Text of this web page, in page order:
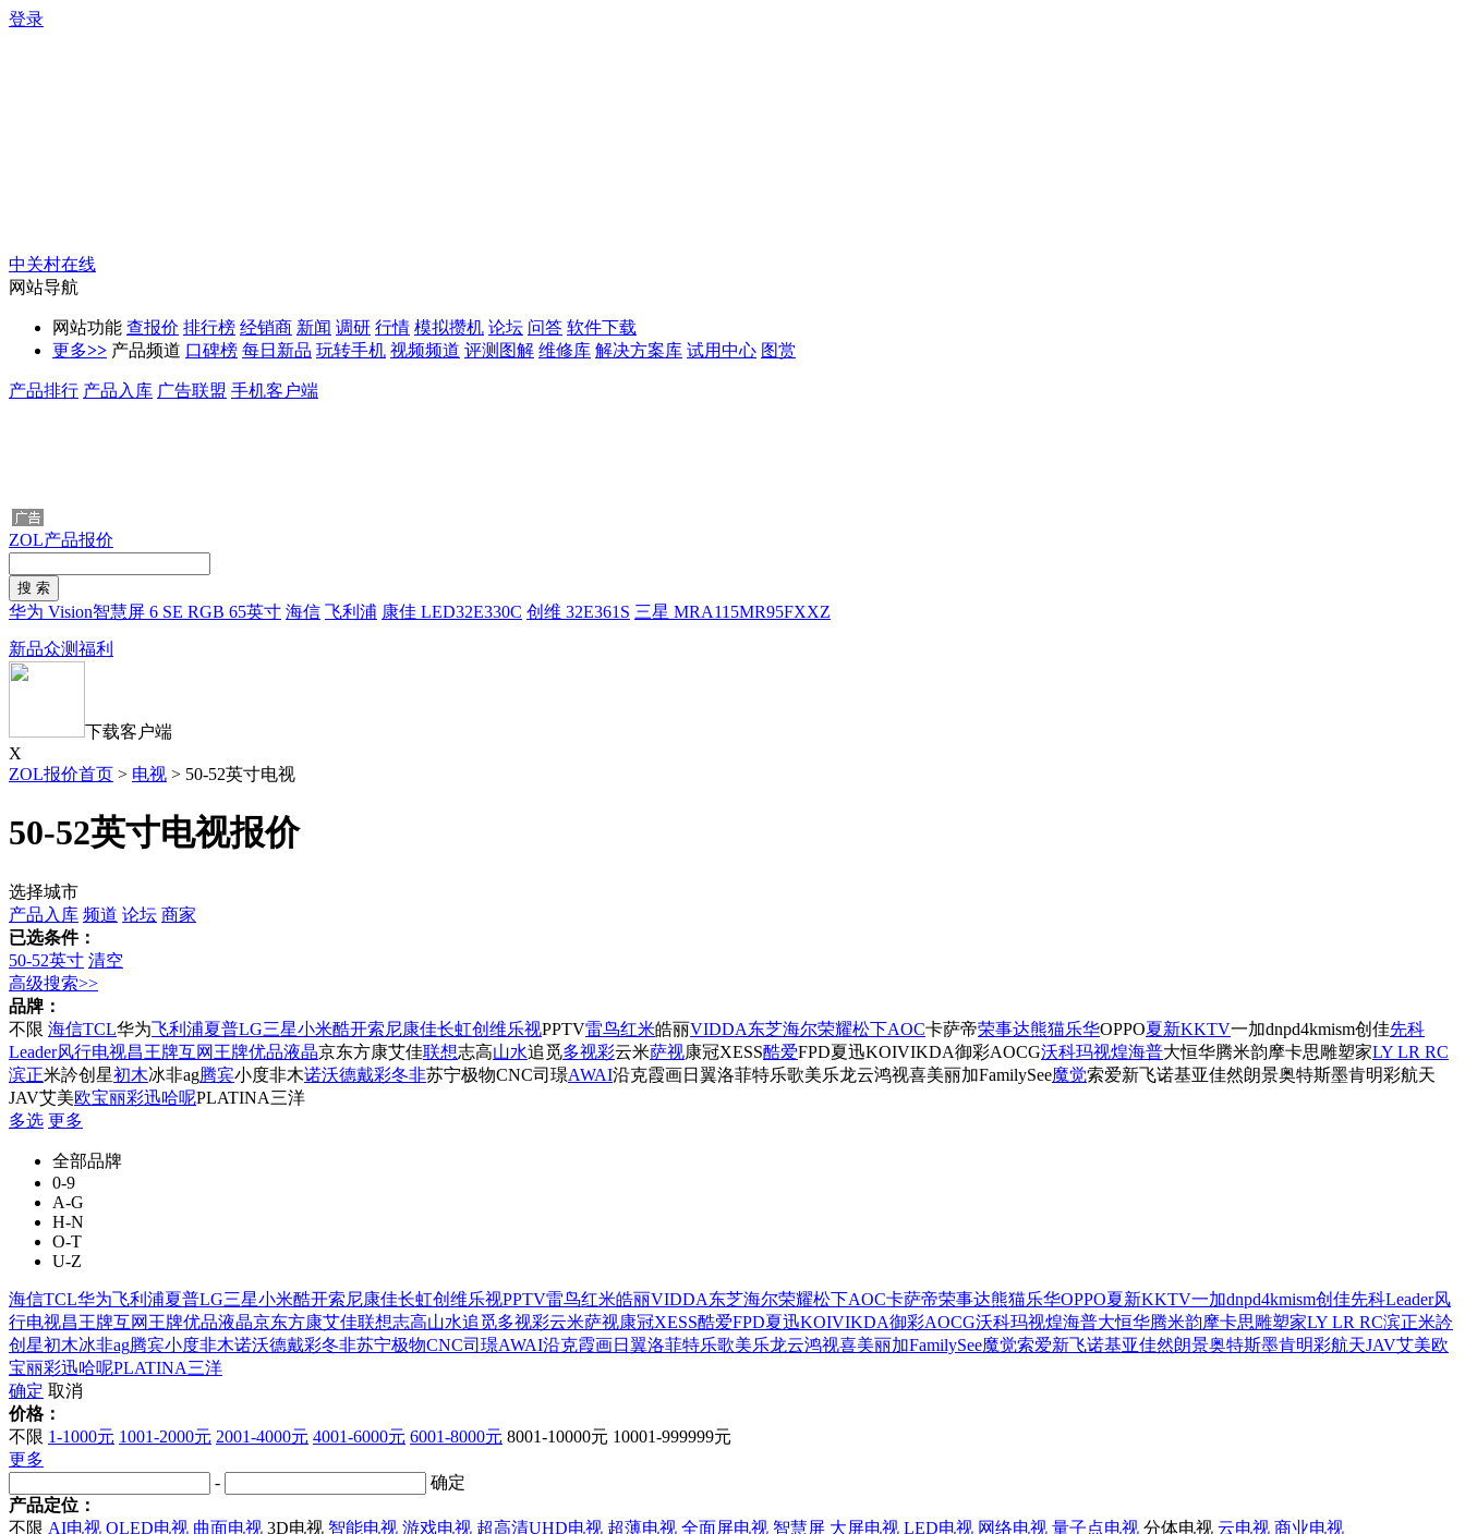
登录
中关村在线
网站导航
网站功能 查报价 排行榜 经销商 新闻 调研 行情 模拟攒机 论坛 问答 软件下载
更多>> 产品频道 口碑榜 每日新品 玩转手机 视频频道 评测图解 维修库 解决方案库 试用中心 图赏
产品排行 产品入库 广告联盟 手机客户端
ZOL产品报价
华为 Vision智慧屏 6 SE RGB 65英寸 海信 飞利浦 康佳 LED32E330C 创维 32E361S 三星 MRA115MR95FXXZ
新品众测福利
下载客户端
X
ZOL报价首页 > 电视 > 50-52英寸电视
50-52英寸电视报价
选择城市
产品入库 频道 论坛 商家
已选条件：
50-52英寸 清空
高级搜索>>
品牌：
不限 海信TCL华为飞利浦夏普LG三星小米酷开索尼康佳长虹创维乐视PPTV雷鸟红米皓丽VIDDA东芝海尔荣耀松下AOC卡萨帝荣事达熊猫乐华OPPO夏新KKTV一加dnpd4kmism创佳先科
Leader风行电视昌王牌互网王牌优品液晶京东方康艾佳联想志高山水追觅多视彩云米萨视康冠XESS酷爱FPD夏迅KOIVIKDA御彩AOCG沃科玛视煌海普大恒华腾米韵摩卡思雕塑家LY LR RC
滨正米訡创星初木冰非ag腾宾小度非木诺沃德戴彩冬非苏宁极物CNC司璟AWAI沿克霞画日翼洛菲特乐歌美乐龙云鸿视喜美丽加FamilySee魔觉索爱新飞诺基亚佳然朗景奥特斯墨肯明彩航天
JAV艾美欧宝丽彩迅哈呢PLATINA三洋
多选 更多
全部品牌
0-9
A-G
H-N
O-T
U-Z
海信TCL华为飞利浦夏普LG三星小米酷开索尼康佳长虹创维乐视PPTV雷鸟红米皓丽VIDDA东芝海尔荣耀松下AOC卡萨帝荣事达熊猫乐华OPPO夏新KKTV一加dnpd4kmism创佳先科Leader风
行电视昌王牌互网王牌优品液晶京东方康艾佳联想志高山水追觅多视彩云米萨视康冠XESS酷爱FPD夏迅KOIVIKDA御彩AOCG沃科玛视煌海普大恒华腾米韵摩卡思雕塑家LY LR RC滨正米訡
创星初木冰非ag腾宾小度非木诺沃德戴彩冬非苏宁极物CNC司璟AWAI沿克霞画日翼洛菲特乐歌美乐龙云鸿视喜美丽加FamilySee魔觉索爱新飞诺基亚佳然朗景奥特斯墨肯明彩航天JAV艾美欧
宝丽彩迅哈呢PLATINA三洋
确定 取消
价格：
不限 1-1000元 1001-2000元 2001-4000元 4001-6000元 6001-8000元 8001-10000元 10001-999999元
更多
-
确定
产品定位：
不限 AI电视 OLED电视 曲面电视 3D电视 智能电视 游戏电视 超高清UHD电视 超薄电视 全面屏电视 智慧屏 大屏电视 LED电视 网络电视 量子点电视 分体电视 云电视 商业电视